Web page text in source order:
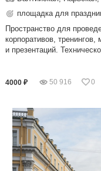
площадка для
Пространство для
корпоративов,
и презентаций.
4000 ₽ 50 916 0